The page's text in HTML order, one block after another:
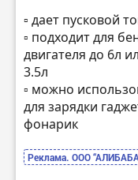
▫️ дает пусковой
▫️ подходит для
двигателя до 6л
3.5л
▫️ можно
для зарядки
фонарик
Реклама. ООО